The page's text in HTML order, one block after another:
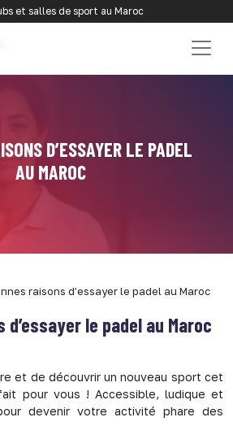
et salles de sport au Maroc
D’ESSAYER LE PADEL
AU MAROC
raisons d’essayer le padel au Maroc
le padel au Maroc
et de découvrir un nouveau sport cet
pour vous ! Accessible, ludique et
devenir votre activité phare des